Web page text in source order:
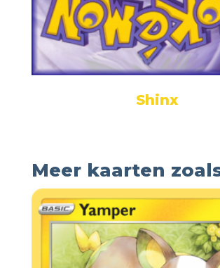
Shinx
Meer kaarten